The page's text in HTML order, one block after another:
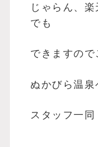
じゃらん、
でも
できますので
ぬかびら温泉
スタッフ一同